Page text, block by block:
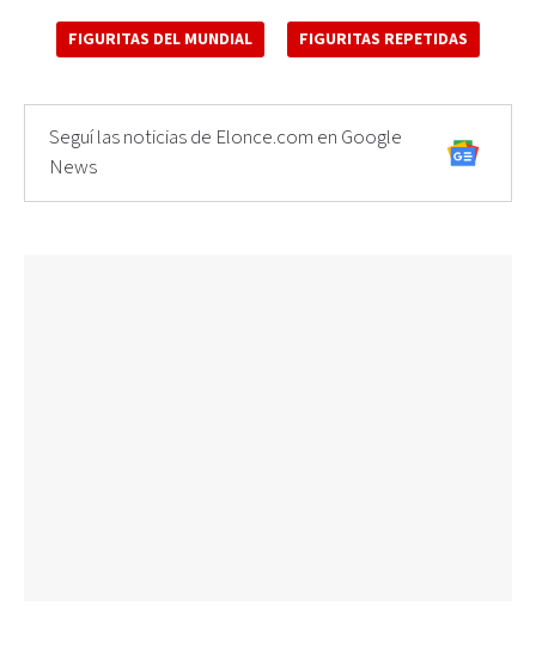
FIGURITAS DEL MUNDIAL FIGURITAS REPETIDAS
Seguí las noticias de Elonce.com en Google
News